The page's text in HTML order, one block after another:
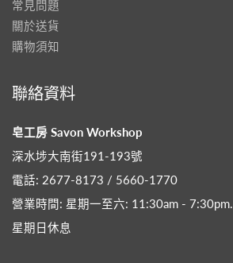
常見問題
關於送貨
購物須知
聯絡資料
皂工房 Savon Workshop
深水埗大南街191-193號
電話: 2677-8173 / 5660-1770
營業時間: 星期一至六: 11:30am - 7:30pm​.
星期日休息